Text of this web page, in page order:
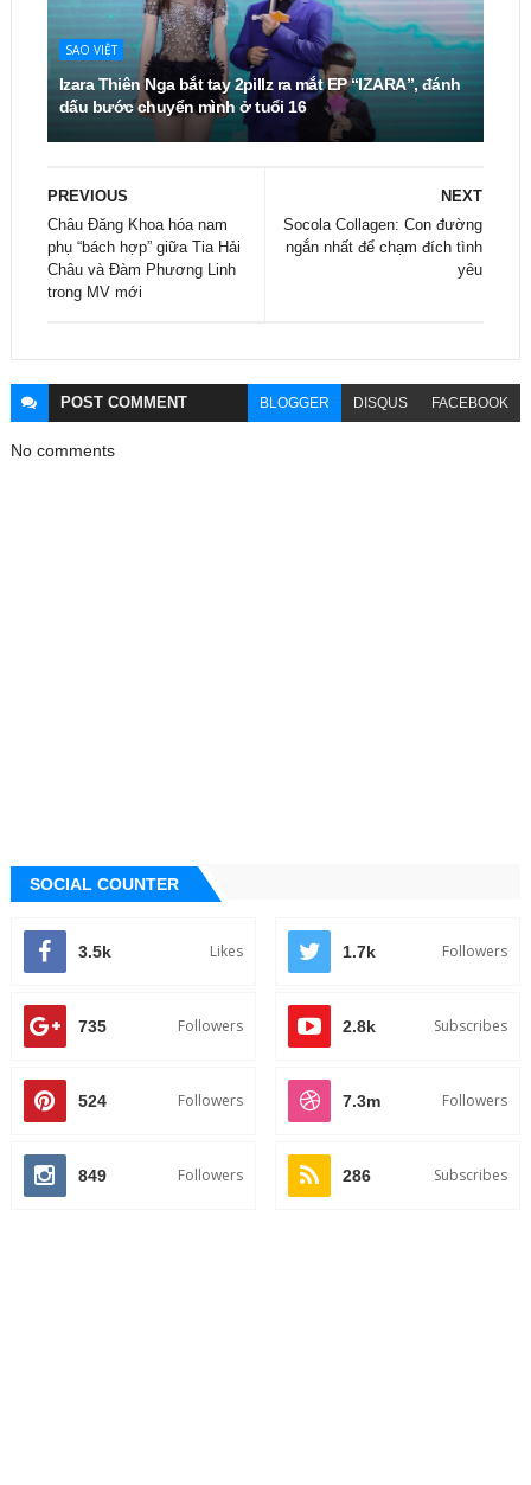
SAO VIỆT
Izara Thiên Nga bắt tay 2pillz ra mắt EP “IZARA”, đánh
dấu bước chuyển mình ở tuổi 16
NEXT
Socola Collagen: Con đường
ngắn nhất để chạm đích tình
yêu
PREVIOUS
Châu Đăng Khoa hóa nam
phụ “bách hợp” giữa Tia Hải
Châu và Đàm Phương Linh
trong MV mới
POST COMMENT BLOGGER DISQUS FACEBOOK
No comments
SOCIAL COUNTER
3.5k Likes 1.7k Followers
735 Followers 2.8k Subscribes
524 Followers 7.3m Followers
849 Followers 286 Subscribes